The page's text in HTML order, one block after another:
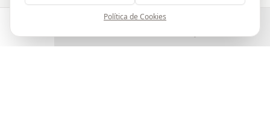
Política de Cookies